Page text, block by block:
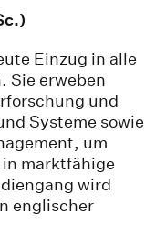
Einzug in alle
Sie erweben
und
Systeme sowie
um
marktfähige
wird
englischer